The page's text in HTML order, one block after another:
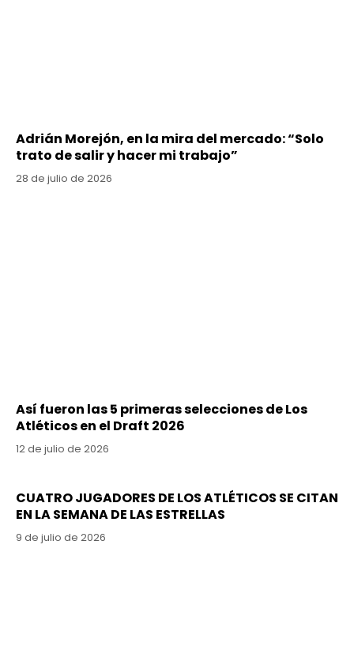
Adrián Morejón, en la mira del mercado: “Solo
trato de salir y hacer mi trabajo”
28 de julio de 2026
Así fueron las 5 primeras selecciones de Los
Atléticos en el Draft 2026
12 de julio de 2026
CUATRO JUGADORES DE LOS ATLÉTICOS SE CITAN
EN LA SEMANA DE LAS ESTRELLAS
9 de julio de 2026